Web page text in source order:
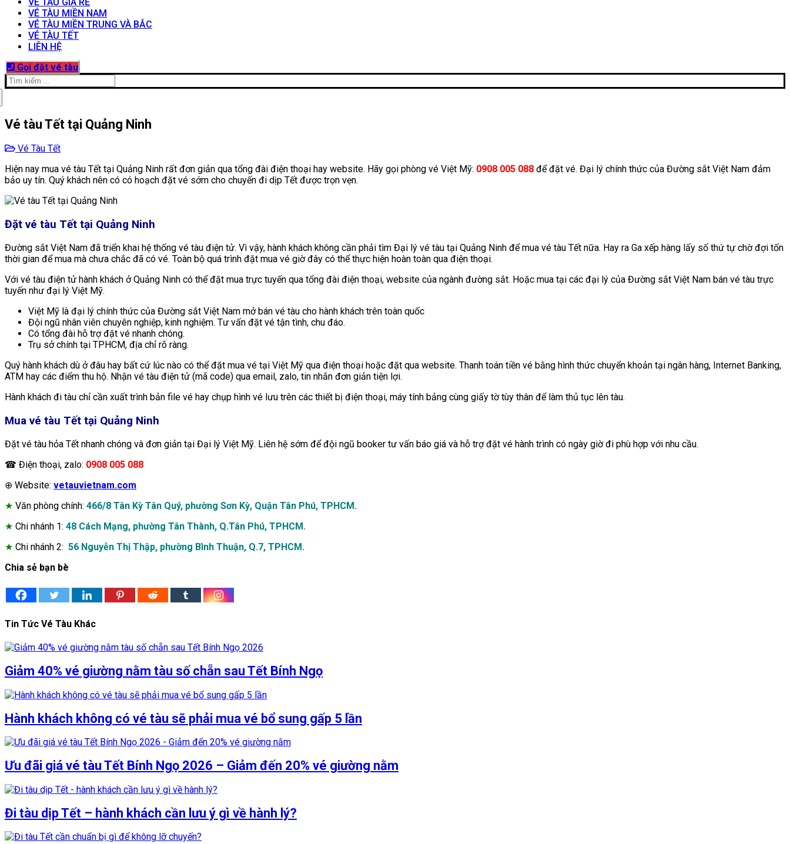
VÉ TÀU MIỀN NAM
VÉ TÀU MIỀN TRUNG VÀ BẮC
VÉ TÀU TẾT
LIÊN HỆ
Gọi đặt vé tàu
Tìm
kiếm
Vé tàu Tết tại Quảng Ninh
Vé Tàu Tết
Hiện nay mua vé tàu Tết tại Quảng Ninh rất đơn giản qua tổng đài điện thoại hay website. Hãy gọi phòng vé Việt Mỹ: 0908 005 088 để đặt vé. Đại lý chính thức của Đường sắt Việt Nam đảm
bảo uy tín. Quý khách nên có có hoạch đặt vé sớm cho chuyến đi dịp Tết được trọn vẹn.
Đặt vé tàu Tết tại Quảng Ninh
Đường sắt Việt Nam đã triển khai hệ thống vé tàu điện tử. Vì vậy, hành khách không cần phải tìm Đại lý vé tàu tại Quảng Ninh để mua vé tàu Tết nữa. Hay ra Ga xếp hàng lấy số thứ tự chờ đợi tốn
thời gian để mua mà chưa chắc đã có vé. Toàn bộ quá trình đặt mua vé giờ đây có thể thực hiện hoàn toàn qua điện thoại.
Với vé tàu điện tử hành khách ở Quảng Ninh có thể đặt mua trực tuyến qua tổng đài điện thoại, website của ngành đường sắt. Hoặc mua tại các đại lý của Đường sắt Việt Nam bán vé tàu trực
tuyến như đại lý Việt Mỹ.
Việt Mỹ là đại lý chính thức của Đường sắt Việt Nam mở bán vé tàu cho hành khách trên toàn quốc
Đội ngũ nhân viên chuyên nghiệp, kinh nghiệm. Tư vấn đặt vé tận tình, chu đáo.
Có tổng đài hỗ trợ đặt vé nhanh chóng.
Trụ sở chính tại TPHCM, địa chỉ rõ ràng.
Quý hành khách dù ở đâu hay bất cứ lúc nào có thể đặt mua vé tại Việt Mỹ qua điện thoại hoặc đặt qua website. Thanh toán tiền vé bằng hình thức chuyển khoản tại ngân hàng, Internet Banking,
ATM hay các điểm thu hộ. Nhận vé tàu điện tử (mã code) qua email, zalo, tin nhắn đơn giản tiện lợi.
Hành khách đi tàu chỉ cần xuất trình bản file vé hay chụp hình vé lưu trên các thiết bị điện thoại, máy tính bảng cùng giấy tờ tùy thân để làm thủ tục lên tàu.
Mua vé tàu Tết tại Quảng Ninh
Đặt vé tàu hỏa Tết nhanh chóng và đơn giản tại Đại lý Việt Mỹ. Liên hệ sớm để đội ngũ booker tư vấn báo giá và hỗ trợ đặt vé hành trình có ngày giờ đi phù hợp với nhu cầu.
☎ Điện thoại, zalo: 0908 005 088
⊕ Website: vetauvietnam.com
★ Văn phòng chính: 466/8 Tân Kỳ Tân Quý, phường Sơn Kỳ, Quận Tân Phú, TPHCM.
★ Chi nhánh 1: 48 Cách Mạng, phường Tân Thành, Q.Tân Phú, TPHCM.
★ Chi nhánh 2: 56 Nguyễn Thị Thập, phường Bình Thuận, Q.7, TPHCM.
Chia sẻ bạn bè
Tin Tức Vé Tàu Khác
Giảm 40% vé giường nằm tàu số chẵn sau Tết Bính Ngọ
Hành khách không có vé tàu sẽ phải mua vé bổ sung gấp 5 lần
Ưu đãi giá vé tàu Tết Bính Ngọ 2026 – Giảm đến 20% vé giường nằm
Đi tàu dịp Tết – hành khách cần lưu ý gì về hành lý?